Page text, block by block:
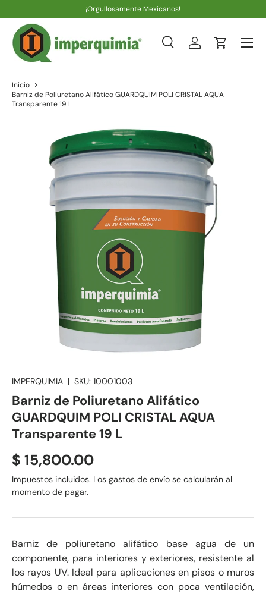
Ir al contenido
¡Orgullosamente Mexicanos!
Buscar
Tipo de producto
BuscarIniciar sesión
Carrito
Menú
Inicio
Barniz de Poliuretano Alifático GUARDQUIM POLI CRISTAL AQUA
Transparente 19 L
Ir directamente a la información del producto
IMPERQUIMIA | SKU: 10001003
Barniz de Poliuretano Alifático
GUARDQUIM POLI CRISTAL AQUA
Transparente 19 L
Precio normal
$ 15,800.00
Impuestos incluidos. Los gastos de envío se calcularán al
momento de pagar.
Barniz de poliuretano alifático base agua de un
componente, para interiores y exteriores, resistente al
los rayos UV. Ideal para aplicaciones en pisos o muros
húmedos o en áreas interiores con poca ventilación,